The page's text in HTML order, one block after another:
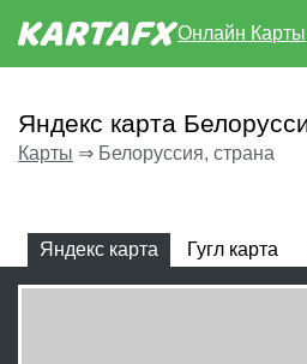
Онлайн Карты
Яндекс карта
Карты ⇒ Белоруссия, страна
Яндекс карта Гугл карта